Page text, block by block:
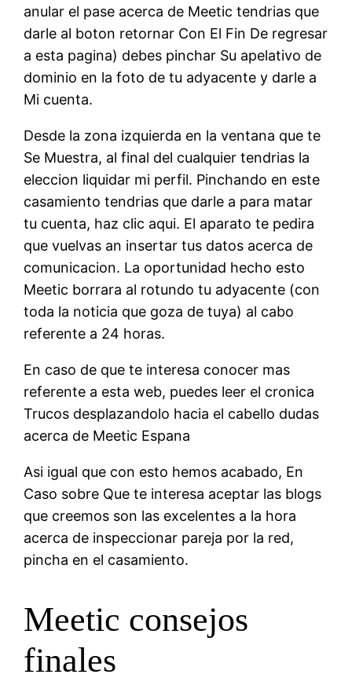
anular el pase acerca de Meetic tendrias que
darle al boton retornar Con El Fin De regresar
a esta pagina) debes pinchar Su apelativo de
dominio en la foto de tu adyacente y darle a
Mi cuenta.
Desde la zona izquierda en la ventana que te
Se Muestra, al final del cualquier tendrias la
eleccion liquidar mi perfil. Pinchando en este
casamiento tendrias que darle a para matar
tu cuenta, haz clic aqui. El aparato te pedira
que vuelvas an insertar tus datos acerca de
comunicacion. La oportunidad hecho esto
Meetic borrara al rotundo tu adyacente (con
toda la noticia que goza de tuya) al cabo
referente a 24 horas.
En caso de que te interesa conocer mas
referente a esta web, puedes leer el cronica
Trucos desplazandolo hacia el cabello dudas
acerca de Meetic Espana
Asi igual que con esto hemos acabado, En
Caso sobre Que te interesa aceptar las blogs
que creemos son las excelentes a la hora
acerca de inspeccionar pareja por la red,
pincha en el casamiento.
Meetic consejos
finales